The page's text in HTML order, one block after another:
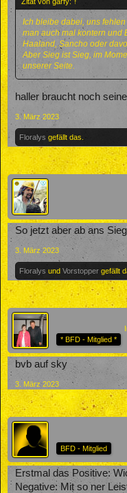
Ich bleibe dabei, uns
man auch mal kontern und
Haaland, Sancho oder
Aber Sieg ist Sieg, im
unserer Seite.
haller braucht noch
3. März 2023
Floralys gefällt das.
So jetzt aber ab ans
3. März 2023
Floralys und Vorstopper gefällt
* BFD - Mitglied *
bvb auf sky
3. März 2023
BFD - Mitglied
Erstmal das Positive:
Negative: Mit so ner